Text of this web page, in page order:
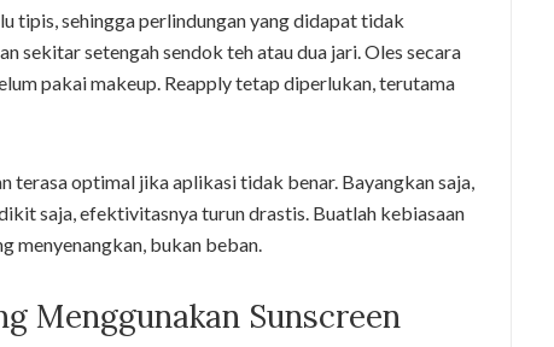
tipis, sehingga perlindungan yang didapat tidak
sekitar setengah sendok teh atau dua jari. Oles secara
pakai makeup. Reapply tetap diperlukan, terutama
terasa optimal jika aplikasi tidak benar. Bayangkan saja,
saja, efektivitasnya turun drastis. Buatlah kebiasaan
menyenangkan, bukan beban.
Menggunakan Sunscreen